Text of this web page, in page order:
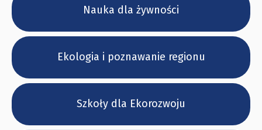
Nauka dla żywności
Ekologia i poznawanie regionu
Szkoły dla Ekorozwoju